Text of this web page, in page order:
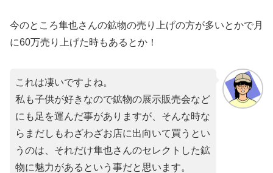
今のところ隼也さんの鉱物の売り上げの方が多いとかで月
に60万売り上げた時もあるとか！
これは凄いですよね。
私も子供が好きなので鉱物の展示販売会など
にも足を運んだ事がありますが、そんな時な
らまだしもわざわざお店に出向いて買うとい
うのは、それだけ隼也さんのセレクトした鉱
物に魅力があるという事だと思います。